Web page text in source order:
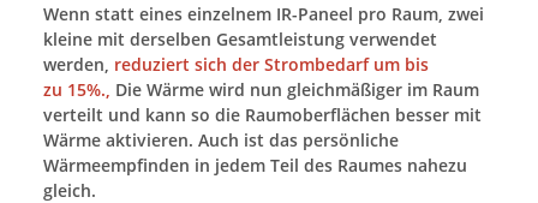
Wenn statt eines einzelnem IR-Paneel pro Raum, zwei
kleine mit derselben Gesamtleistung verwendet
werden, reduziert sich der Strombedarf um bis
zu 15%., Die Wärme wird nun gleichmäßiger im Raum
verteilt und kann so die Raumoberflächen besser mit
Wärme aktivieren. Auch ist das persönliche
Wärmeempfinden in jedem Teil des Raumes nahezu
gleich.